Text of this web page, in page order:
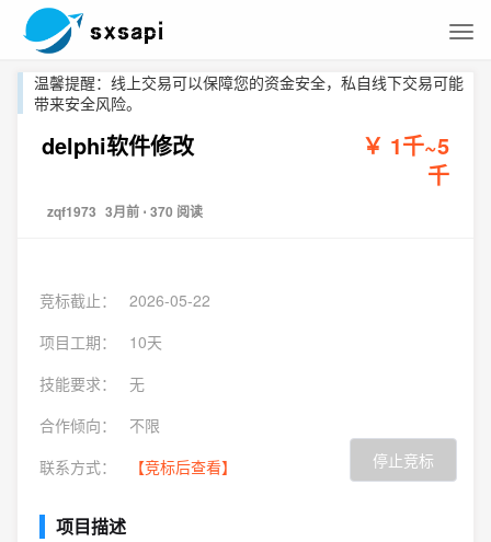
温馨提醒：线上交易可以保障您的资金安全，私自线下交易可能
带来安全风险。
delphi软件修改
￥ 1千~5
千
zqf1973 3月前 ⋅ 370 阅读
竞标截止：
2026-05-22
项目工期：
10天
技能要求：
无
合作倾向：
不限
联系方式：
【竞标后查看】 停止竞标
项目描述